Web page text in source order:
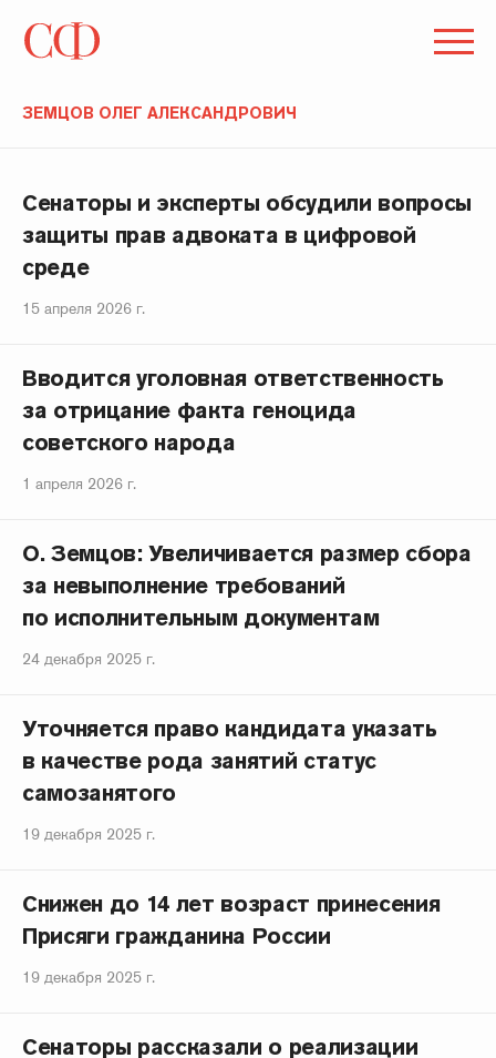
ЗЕМЦОВ ОЛЕГ АЛЕКСАНДРОВИЧ
Сенаторы и эксперты обсудили вопросы
защиты прав адвоката в цифровой
среде
15 апреля 2026 г.
Вводится уголовная ответственность
за отрицание факта геноцида
советского народа
1 апреля 2026 г.
О. Земцов: Увеличивается размер сбора
за невыполнение требований
по исполнительным документам
24 декабря 2025 г.
Уточняется право кандидата указать
в качестве рода занятий статус
самозанятого
19 декабря 2025 г.
Снижен до 14 лет возраст принесения
Присяги гражданина России
19 декабря 2025 г.
Сенаторы рассказали о реализации